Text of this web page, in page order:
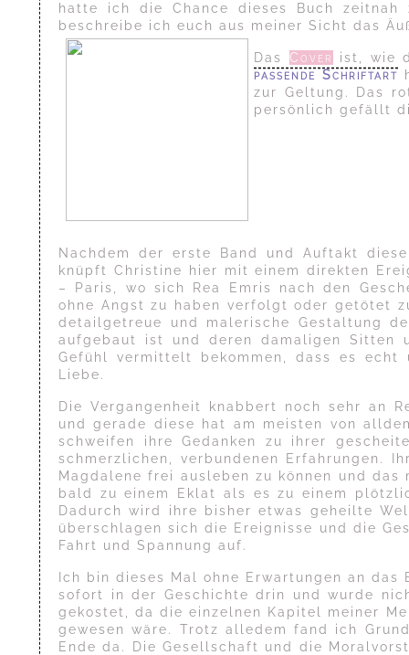
hatte ich die Chance dieses Buch
beschreibe ich euch aus meiner Sicht das
Das Cover
ist, wie
passende Schriftart
zur Geltung. Das
persönlich gefällt
Nachdem der erste Band und Auftakt
knüpft Christine hier mit einem direkten
– Paris, wo sich Rea Emris nach den
ohne Angst zu haben verfolgt oder getötet
detailgetreue und malerische Gestaltung
aufgebaut ist und deren damaligen Sitten
Gefühl vermittelt bekommen, dass es
Liebe.
Die Vergangenheit knabbert noch sehr an
und gerade diese hat am meisten von
schweifen ihre Gedanken zu ihrer
schmerzlichen, verbundenen Erfahrungen.
Magdalene frei ausleben zu können und
bald zu einem Eklat als es zu einem
Dadurch wird ihre bisher etwas geheilte
überschlagen sich die Ereignisse und die
Fahrt und Spannung auf.
Ich bin dieses Mal ohne Erwartungen an
sofort in der Geschichte drin und wurde
gekostet, da die einzelnen Kapitel meiner
gewesen wäre. Trotz alledem fand ich
Ende da. Die Gesellschaft und die